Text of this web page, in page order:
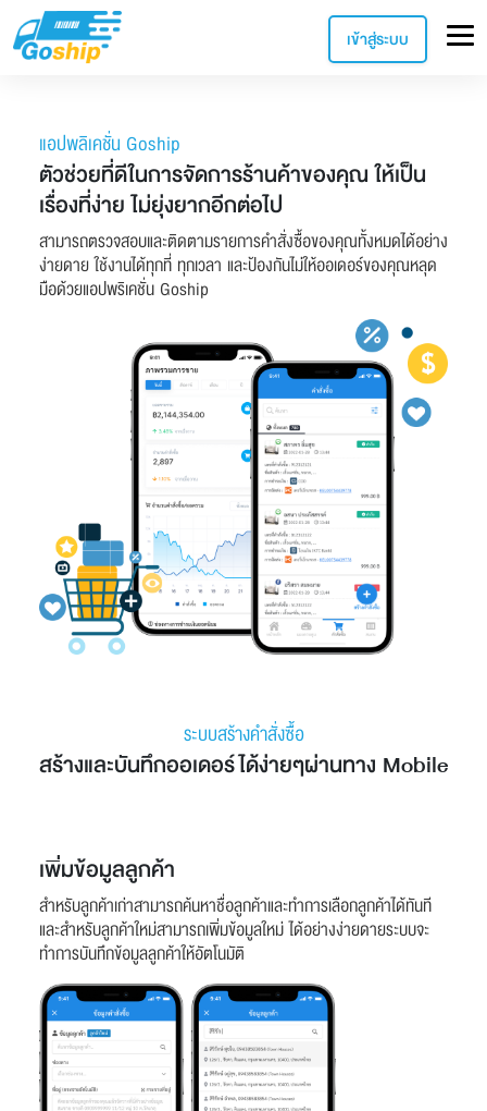
เข้าสู่ระบบ
แอปพลิเคชั่น Goship
ตัวช่วยที่ดีในการจัดการร้านค้าของคุณ ให้เป็น
เรื่องที่ง่าย ไม่ยุ่งยากอีกต่อไป
สามารถตรวจสอบและติดตามรายการคำสั่งซื้อของคุณทั้งหมดได้อย่าง
ง่ายดาย ใช้งานได้ทุกที่ ทุกเวลา และป้องกันไม่ให้ออเดอร์ของคุณหลุด
มือด้วยแอปพริเคชั่น Goship
ระบบสร้างคำสั่งซื้อ
สร้างและบันทึกออเดอร์ได้ง่ายๆผ่านทาง Mobile
เพิ่มข้อมูลลูกค้า
สำหรับลูกค้าเก่าสามารถค้นหาชื่อลูกค้าและทำการเลือกลูกค้าได้ทันที
และสำหรับลูกค้าใหม่สามารถเพิ่มข้อมูลใหม่ ได้อย่างง่ายดายระบบจะ
ทำการบันทึกข้อมูลลูกค้าให้อัตโนมัติ